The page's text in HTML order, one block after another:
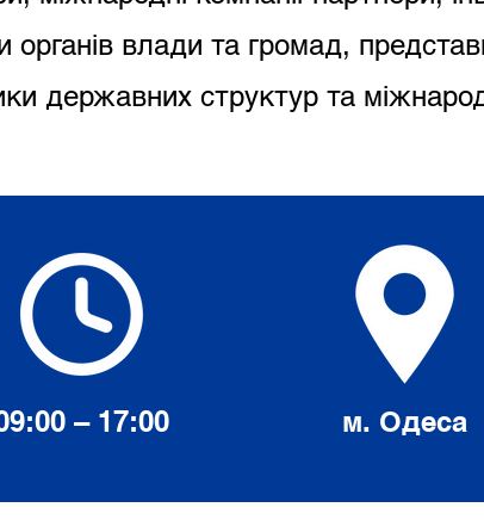
влади та громад,
державних структур та
– 17:00 м. Одеса